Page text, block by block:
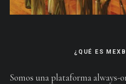
¿QUÉ ES
Somos una plataforma always-